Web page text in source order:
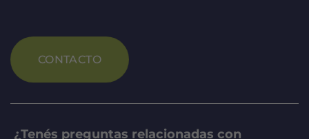
CONTACTO
¿Tenés preguntas relacionadas con